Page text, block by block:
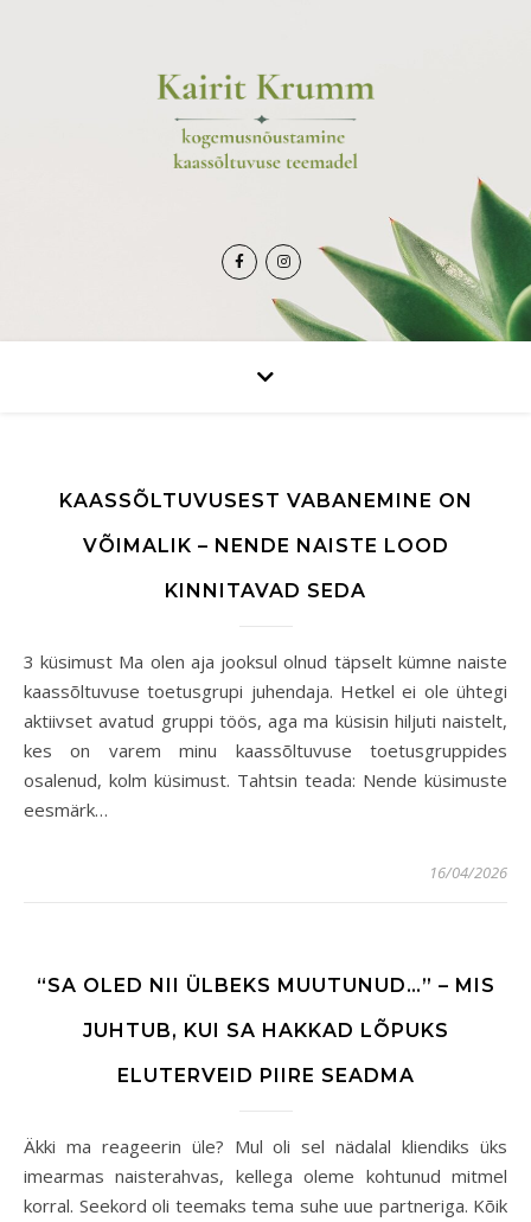
KAASSÕLTUVUSEST VABANEMINE ON
VÕIMALIK – NENDE NAISTE LOOD
KINNITAVAD SEDA
3 küsimust Ma olen aja jooksul olnud täpselt kümne naiste
kaassõltuvuse toetusgrupi juhendaja. Hetkel ei ole ühtegi
aktiivset avatud gruppi töös, aga ma küsisin hiljuti naistelt,
kes on varem minu kaassõltuvuse toetusgruppides
osalenud, kolm küsimust. Tahtsin teada: Nende küsimuste
eesmärk…
16/04/2026
“SA OLED NII ÜLBEKS MUUTUNUD…” – MIS
JUHTUB, KUI SA HAKKAD LÕPUKS
ELUTERVEID PIIRE SEADMA
Äkki ma reageerin üle? Mul oli sel nädalal kliendiks üks
imearmas naisterahvas, kellega oleme kohtunud mitmel
korral. Seekord oli teemaks tema suhe uue partneriga. Kõik